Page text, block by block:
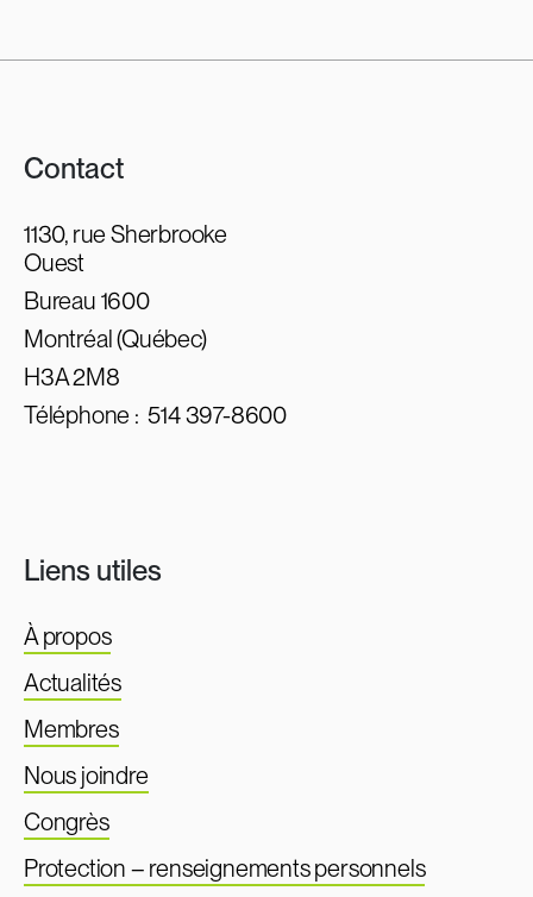
Contact
1130, rue Sherbrooke
Ouest
Bureau 1600
Montréal (Québec)
H3A 2M8
Téléphone :514 397-8600
Liens utiles
À propos
Actualités
Membres
Nous joindre
Congrès
Protection – renseignements personnels